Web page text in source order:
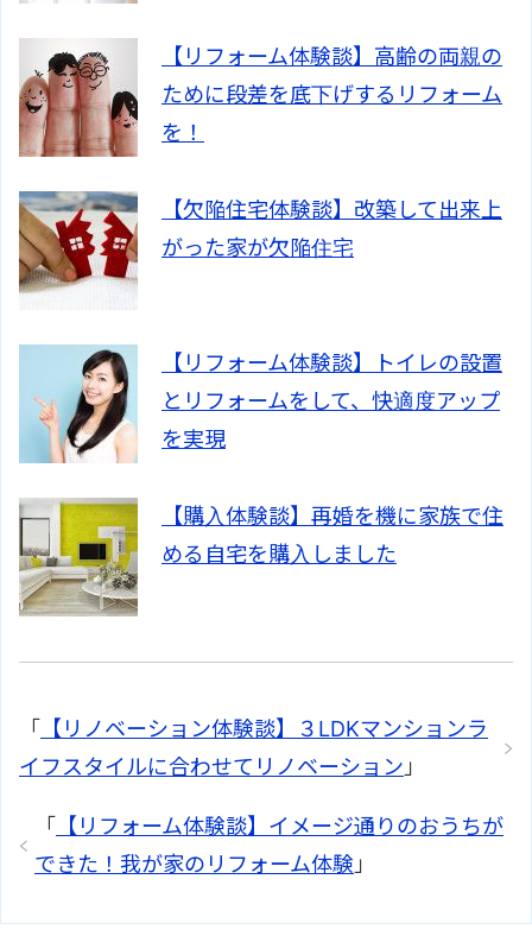
【リフォーム体験談】高齢の両親の
ために段差を底下げするリフォーム
を！
【欠陥住宅体験談】改築して出来上
がった家が欠陥住宅
【リフォーム体験談】トイレの設置
とリフォームをして、快適度アップ
を実現
【購入体験談】再婚を機に家族で住
める自宅を購入しました
「
【リノベーション体験談】３LDKマンションラ
イフスタイルに合わせてリノベーション」
「
【リフォーム体験談】イメージ通りのおうちが
できた！我が家のリフォーム体験」